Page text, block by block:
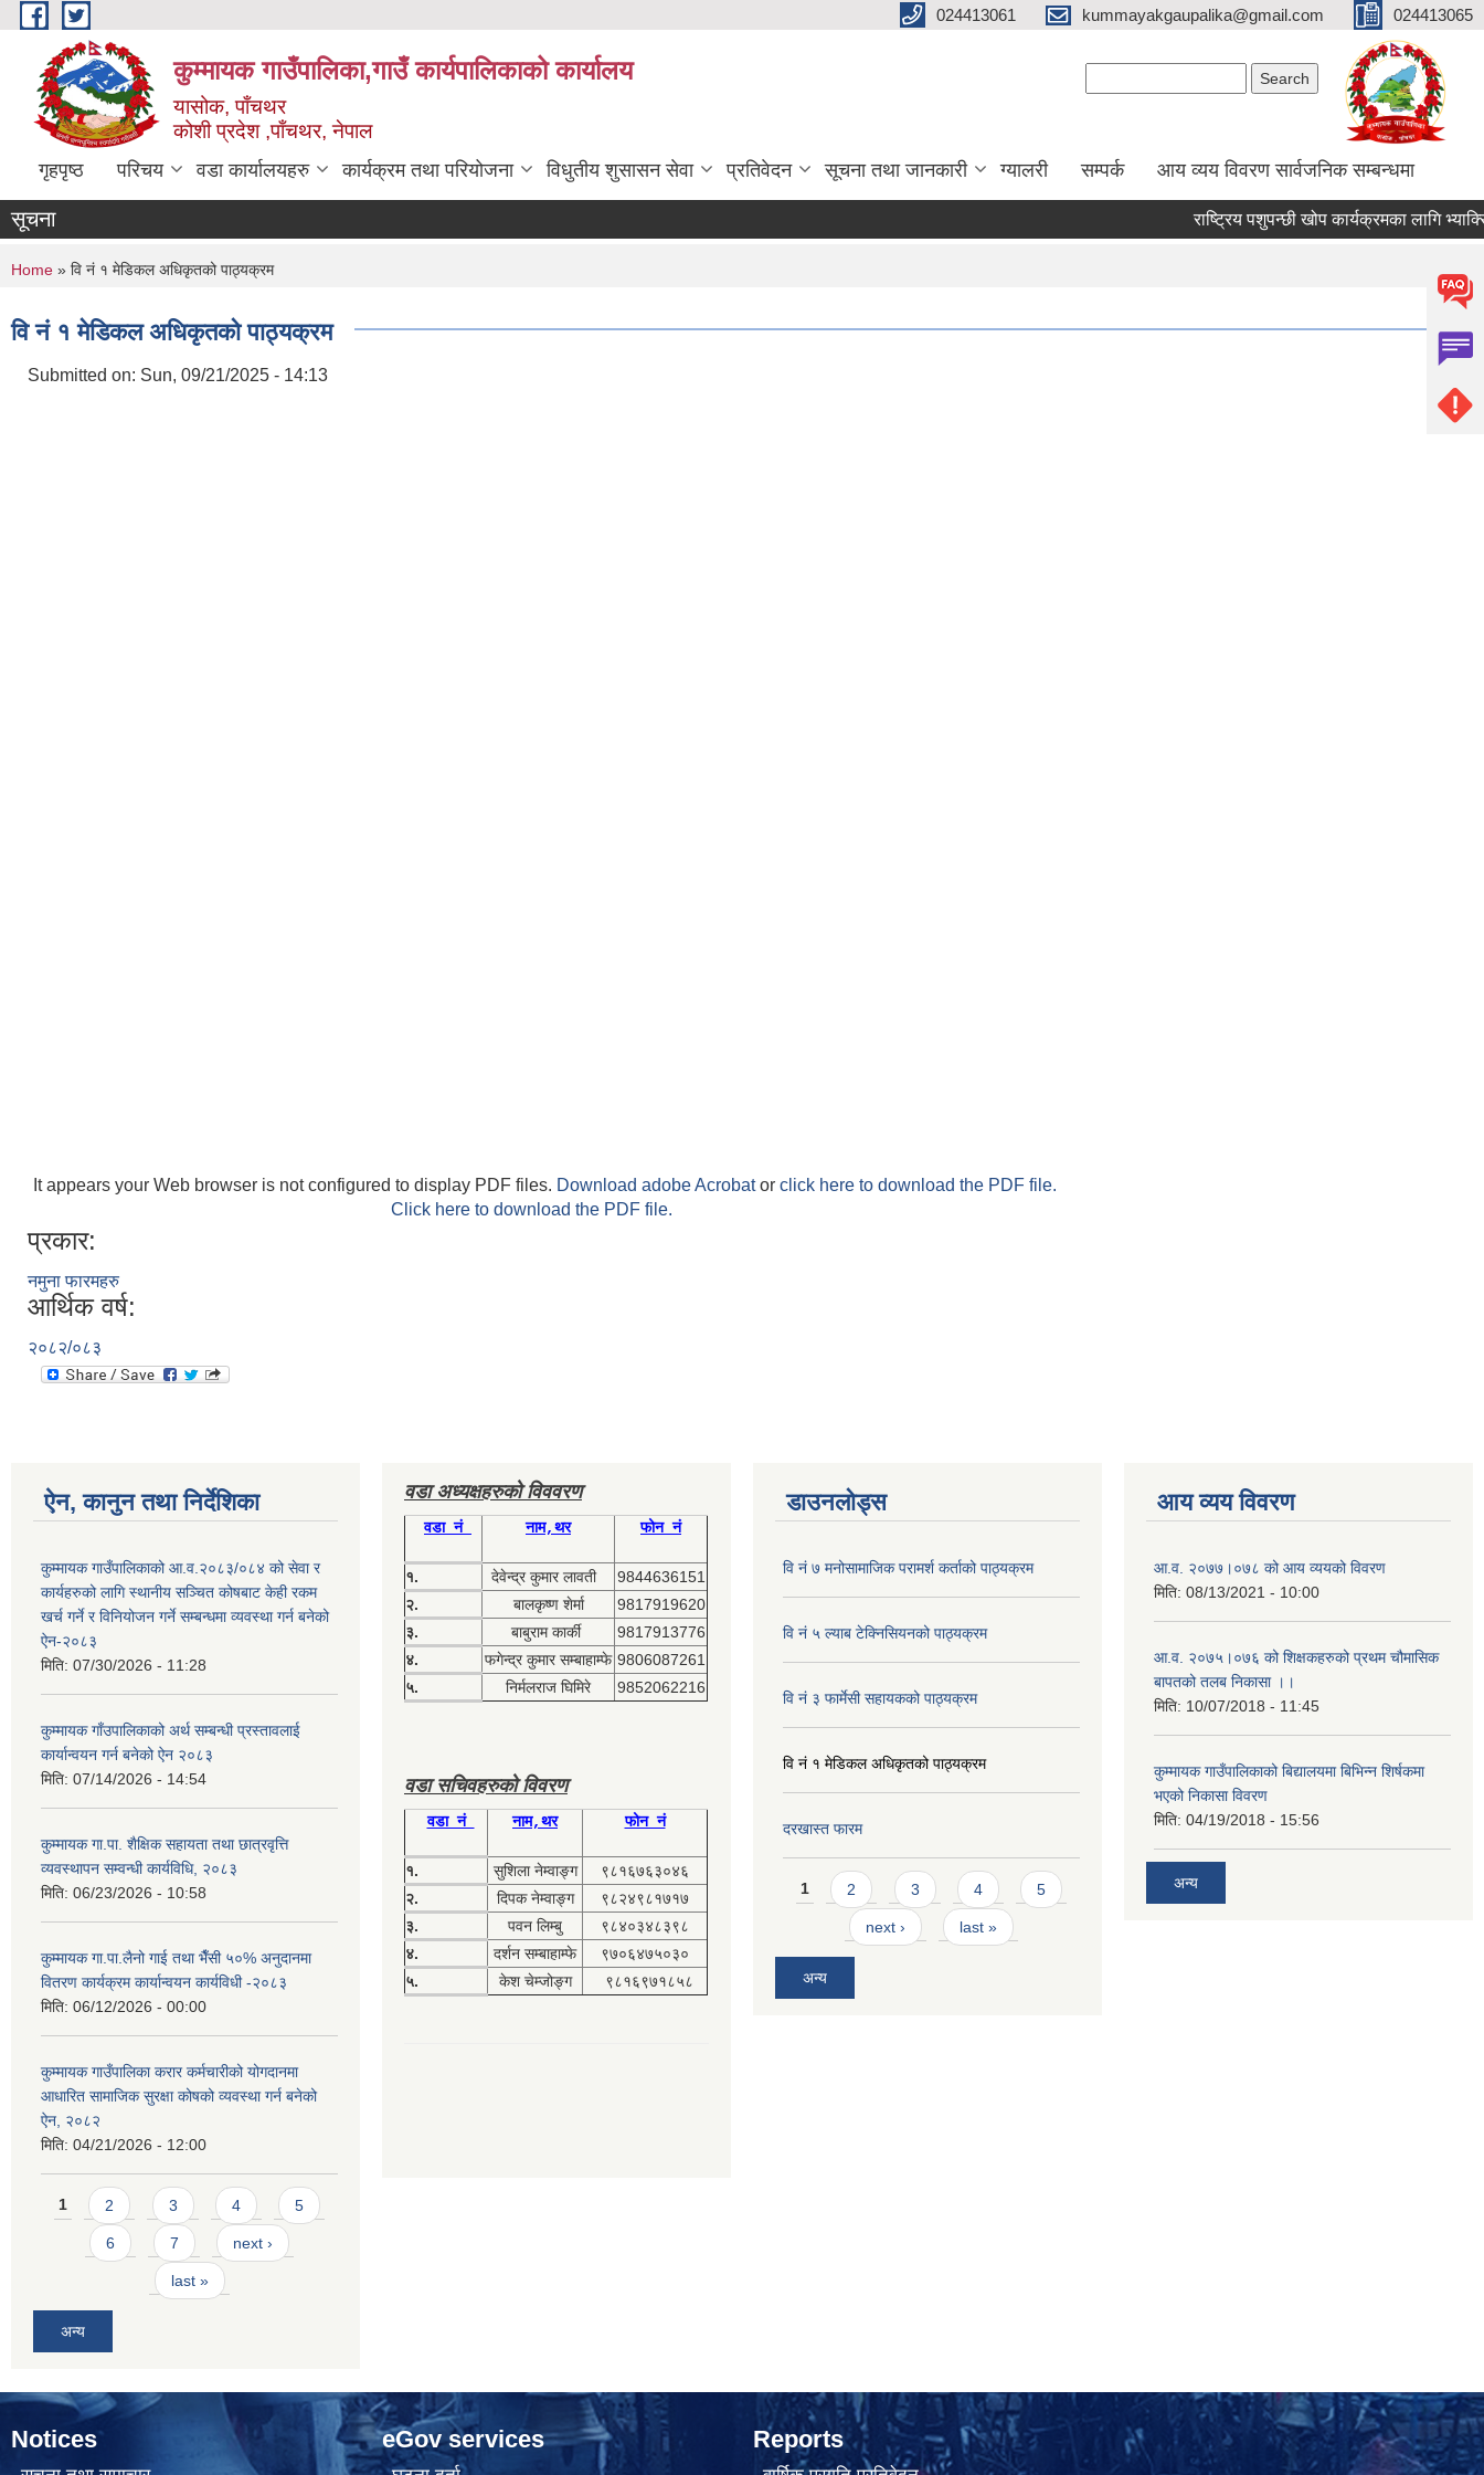
Skip to main content 024413061 kummayakgaupalika@gmail.com 024413065
कुम्मायक गाउँपालिका,गाउँ कार्यपालिकाको कार्यालय
यासोक, पाँचथर
कोशी प्रदेश ,पाँचथर, नेपाल
गृहपृष्ठ परिचय वडा कार्यालयहरु कार्यक्रम तथा परियोजना विधुतीय शुसासन सेवा प्रतिवेदन सूचना तथा जानकारी ग्यालरी सम्पर्क आय व्यय विवरण सार्वजनिक सम्बन्धमा
सूचना राष्ट्रिय पशुपन्छी खोप कार्यक्रमका लागि
You are here
Home » वि नं १ मेडिकल अधिकृतको पाठ्यक्रम
वि नं १ मेडिकल अधिकृतको पाठ्यक्रम
Submitted on: Sun, 09/21/2025 - 14:13
It appears your Web browser is not configured to display PDF files. Download adobe Acrobator click here to download the PDF file.
Click here to download the PDF file.
प्रकार:
नमुना फारमहरु
आर्थिक वर्ष:
२०८२/०८३
ऐन, कानुन तथा निर्देशिका
कुम्मायक गाउँपालिकाको आ.व.२०८३/०८४ को सेवा र
कार्यहरुको लागि स्थानीय सञ्चित कोषबाट केही रकम
खर्च गर्ने र विनियोजन गर्ने सम्बन्धमा व्यवस्था गर्न बनेको
ऐन-२०८३
मिति: 07/30/2026 - 11:28
कुम्मायक गाँउपालिकाको अर्थ सम्बन्धी प्रस्तावलाई
कार्यान्वयन गर्न बनेको ऐन २०८३
मिति: 07/14/2026 - 14:54
कुम्मायक गा.पा. शैक्षिक सहायता तथा छात्रवृत्ति
व्यवस्थापन सम्वन्धी कार्यविधि, २०८३
मिति: 06/23/2026 - 10:58
कुम्मायक गा.पा.लैनो गाई तथा भैँसी ५०% अनुदानमा
वितरण कार्यक्रम कार्यान्वयन कार्यविधी -२०८३
मिति: 06/12/2026 - 00:00
कुम्मायक गाउँपालिका करार कर्मचारीको योगदानमा
आधारित सामाजिक सुरक्षा कोषको व्यवस्था गर्न बनेको
ऐन, २०८२
मिति: 04/21/2026 - 12:00
Pages
1 2 3 4 5
6 7 next ›
last »
अन्य
वडा अध्यक्षहरुको विववरण
वडा नं नाम,थर फोन नं
१. देवेन्द्र कुमार लावती
9844636151
२.
बालकृष्ण शेर्मा
9817919620
३.
बाबुराम कार्की
9817913776
४.
फगेन्द्र कुमार सम्बाहाम्फे 9806087261
५.
निर्मलराज घिमिरे 9852062216
वडा सचिवहरुको विवरण
वडा नं नाम,थर फोन नं
१. सुशिला नेम्वाङ्ग
९८१६७६३०४६
२.
दिपक नेम्वाङ्ग
९८२४९८१७१७
३.
पवन लिम्बु
९८४०३४८३९८
४.
दर्शन सम्बाहाम्फे
९७०६४७५०३०
५.
केश चेम्जोङ्ग ९८१६९७१८५८
डाउनलोड्स
वि नं ७ मनोसामाजिक परामर्श कर्ताको पाठ्यक्रम
वि नं ५ ल्याब टेक्निसियनको पाठ्यक्रम
वि नं ३ फार्मेसी सहायकको पाठ्यक्रम
वि नं १ मेडिकल अधिकृतको पाठ्यक्रम
दरखास्त फारम
Pages
1 2 3 4 5
next › last »
अन्य
आय व्यय विवरण
आ.व. २०७७।०७८ को आय व्ययको विवरण
मिति: 08/13/2021 - 10:00
आ.व. २०७५।०७६ को शिक्षकहरुको प्रथम चौमासिक
बापतको तलब निकासा ।।
मिति: 10/07/2018 - 11:45
कुम्मायक गाउँपालिकाको बिद्यालयमा बिभिन्न शिर्षकमा
भएको निकासा विवरण
मिति: 04/19/2018 - 15:56
अन्य
Notices eGov services Reports